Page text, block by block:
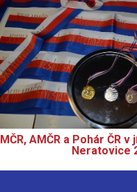
MČR, AMČR a Pohár ČR
Neratovice